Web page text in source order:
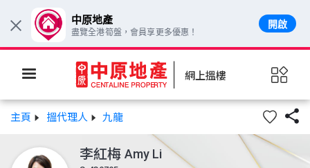
網上搵樓
主頁 搵代理人 九龍 
李紅梅 Amy Li
× 中原地產
盡覽全港筍盤，會員享更多優惠！
開啟